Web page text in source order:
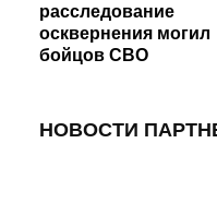
расследование
осквернения могил
бойцов СВО
НОВОСТИ